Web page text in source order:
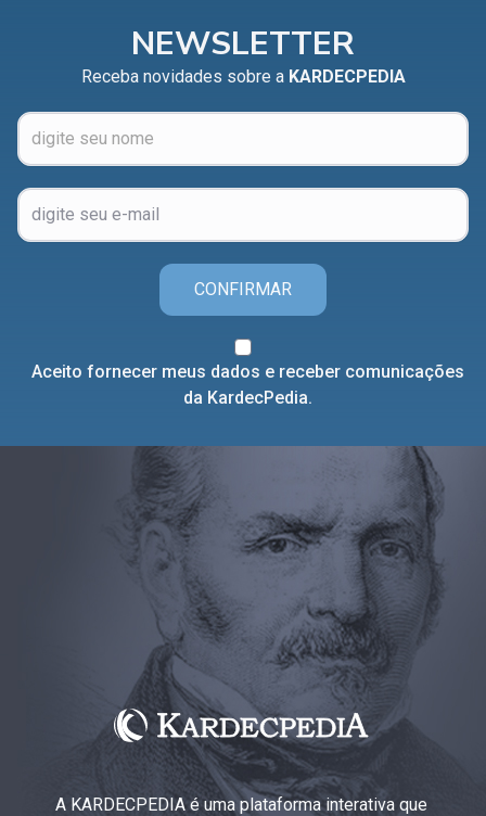
NEWSLETTER
Receba novidades sobre a KARDECPEDIA
CONFIRMAR
Aceito fornecer meus dados e receber comunicações
da KardecPedia.
A KARDECPEDIA é uma plataforma interativa que